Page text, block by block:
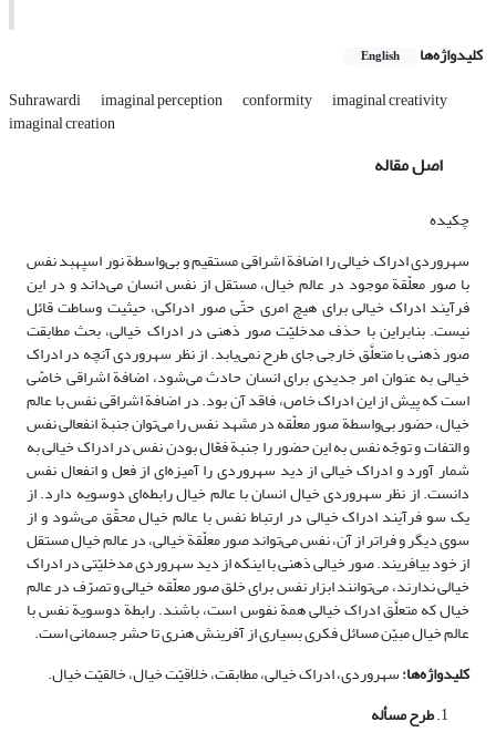
کلیدواژه‌ها English
Suhrawardi imaginal perception conformity imaginal creativity
imaginal creation
اصل مقاله
چکیده
سهروردی ادراک خیالی را اضافة اشراقی مستقیم و بی‌واسطة نور اسپهبد نفس
با صور معلّقة موجود در عالم خیال، مستقل از نفس انسان می‌داند و در این
فرآیند ادراک خیالی برای هیچ امری حتّی صور ادراکی، حیثیت وساطت قائل
نیست. بنابراین با حذف مدخلیّت صور ذهنی در ادراک خیالی، بحث مطابقت
صور ذهنی با متعلَّق خارجی جای طرح نمی‌یابد. از نظر سهروردی آنچه در ادراک
خیالی به عنوان امر جدیدی برای انسان حادث می‌شود، اضافة اشراقی خاصّی
است که پیش از این ادراک خاص، فاقد آن بود. در اضافة اشراقی نفس با عالم
خیال، حضور بی‌واسطة صور معلّقه در مشهد نفس را می‌توان جنبة انفعالی نفس
و التفات و توجّه نفس به این حضور را جنبة فعّال بودن نفس در ادراک خیالی به
شمار آورد و ادراک خیالی از دید سهروردی را آمیزه‌ای از فعل و انفعال نفس
دانست. از نظر سهروردی خیال انسان با عالم خیال رابطه‌ای دوسویه دارد. از
یک سو فرآیند ادراک خیالی در ارتباط نفس با عالم خیال محقّق می‌شود و از
سوی دیگر و فراتر از آن، نفس می‌تواند صور معلّقة خیالی، در عالم خیال مستقل
از خود بیافریند. صور خیالی ذهنی با اینکه از دید سهروردی مدخلیّتی در ادراک
خیالی ندارند، می‌توانند ابزار نفس برای خلق صور معلّقه خیالی و تصرّف در عالم
خیال که متعلَّق ادراک خیالی همة نفوس است، باشند. رابطة دوسویة نفس با
عالم خیال مبیّن مسائل فکری بسیاری از آفرینش هنری تا حشر جسمانی است.
کلید‌واژه‌ها:سهروردی، ادراک خیالی، مطابقت، خلاقیّت خیال، خالقیّت خیال.
طرح مسأله